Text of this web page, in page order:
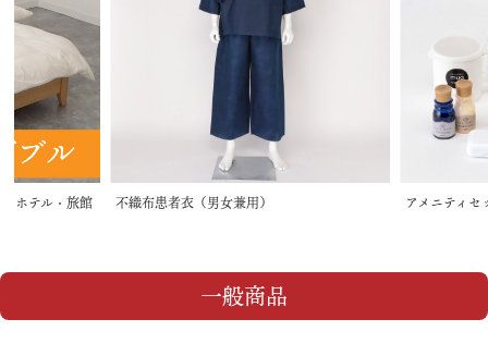
ホテル・旅館 不織布患者衣（男女兼用） アメニティ
一般商品